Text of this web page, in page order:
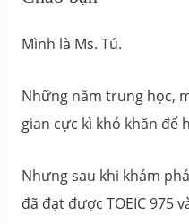
Mình là Ms. Tú.
Những năm trung học,
gian cực kì khó khăn để
Nhưng sau khi khám
đã đạt được TOEIC 975